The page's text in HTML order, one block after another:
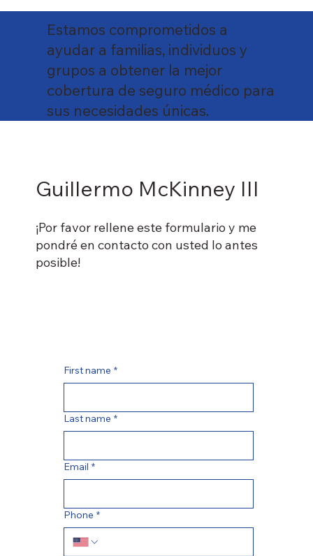
Estamos comprometidos a
ayudar a familias, individuos y
grupos a obtener la mejor
cobertura de seguro médico para
sus necesidades únicas.
Guillermo McKinney III
¡Por favor rellene este formulario y me
pondré en contacto con usted lo antes
posible!
First name *
Last name *
Email *
Phone *